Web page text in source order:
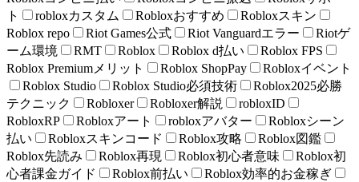
ト
robloxカスタム Robloxおすすめ
Robloxスキン
Roblox repo
Riot Games公式 Riot Vanguardエラー
Riotゲ
ーム環境
RMT Roblox Roblox d払い
Roblox FPS
Roblox Premiumメリット
Roblox ShopPay
Robloxイベント
Roblox Studio
Roblox Studio必須技術
Roblox2025必勝
テクニック
Robloxer Robloxer解説
robloxID
RobloxRP
Robloxアート robloxアバター
Robloxシーン
払い
Robloxスキンコード Roblox攻略
Roblox図鑑
Roblox先読み
Roblox再現 Roblox初心者意味
Roblox初
心者課金ガイド
Roblox前払い
Roblox効率的お金稼ぎ